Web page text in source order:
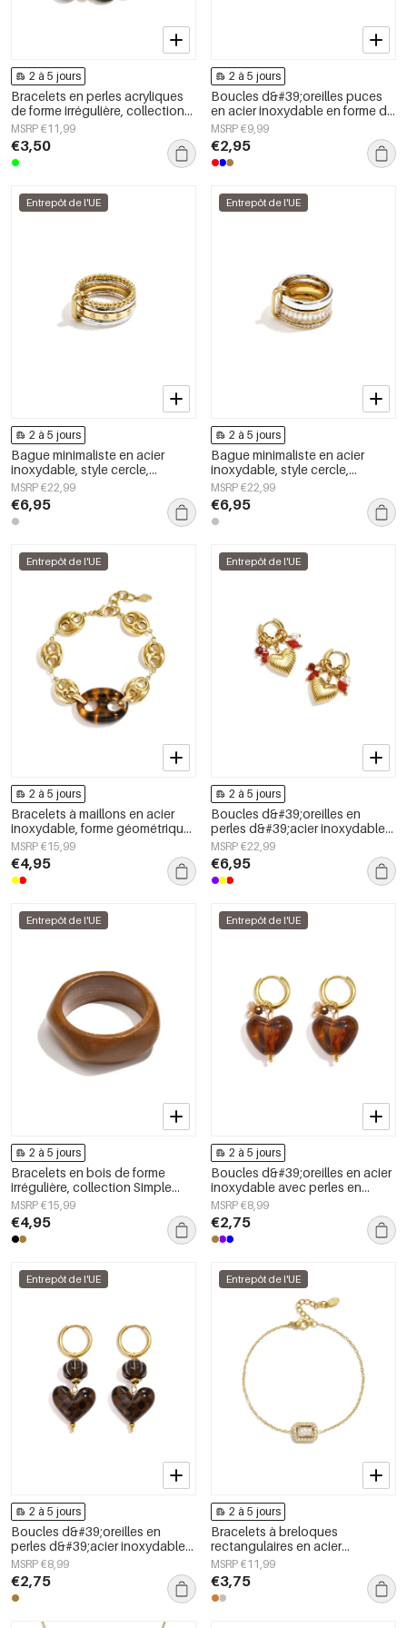
2 à 5 jours
Bracelets en perles acryliques
de forme irrégulière, collection
Simple Daily Simple, bijoux pour
femmes
MSRP €11,99
€3,50
2 à 5 jours
Boucles d&#39;oreilles puces
en acier inoxydable en forme de
cœur, collection Daily Simple,
bijoux pour femmes
MSRP €9,99
€2,95
Entrepôt de l'UE
2 à 5 jours
Bague minimaliste en acier
inoxydable, style cercle,
collection Daily Simple, bijoux
pour femmes
MSRP €22,99
€6,95
Entrepôt de l'UE
2 à 5 jours
Bague minimaliste en acier
inoxydable, style cercle,
collection Daily Simple, bijoux
pour femmes
MSRP €22,99
€6,95
Entrepôt de l'UE
2 à 5 jours
Bracelets à maillons en acier
inoxydable, forme géométrique,
collection Simple Daily Simple,
bijoux pour femmes
MSRP €15,99
€4,95
Entrepôt de l'UE
2 à 5 jours
Boucles d&#39;oreilles en
perles d&#39;acier inoxydable
en forme de cœur, collection
Daily Simple, bijoux pour
femmes
MSRP €22,99
€6,95
Entrepôt de l'UE
2 à 5 jours
Bracelets en bois de forme
irrégulière, collection Simple
Daily Simple, bijoux pour
femmes
MSRP €15,99
€4,95
Entrepôt de l'UE
2 à 5 jours
Boucles d&#39;oreilles en acier
inoxydable avec perles en
forme de cœur, collection Daily
Simple, bijoux pour femmes
MSRP €8,99
€2,75
Entrepôt de l'UE
2 à 5 jours
Boucles d&#39;oreilles en
perles d&#39;acier inoxydable
en forme de cœur, collection
Daily Simple, bijoux pour
femmes
MSRP €8,99
€2,75
Entrepôt de l'UE
2 à 5 jours
Bracelets à breloques
rectangulaires en acier
inoxydable, collection Simple
Daily Simple, bijoux pour
femmes
MSRP €11,99
€3,75